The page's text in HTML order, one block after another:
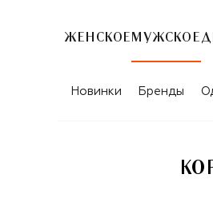
ЖЕНСКОЕ МУЖСКОЕ
Новинки Бренды